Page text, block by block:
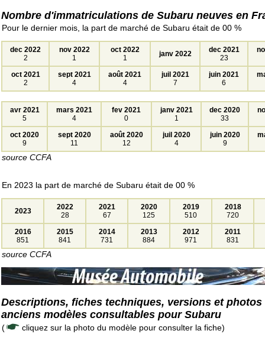
Nombre d'immatriculations de Subaru neuves en
Pour le dernier mois, la part de marché de Subaru était de 00 %
dec 2022
2
nov 2022
1
oct 2022
1
janv 2022
dec 2021
23
oct 2021
2
sept 2021
4
août 2021
4
juil 2021
7
juin 2021
6
avr 2021
5
mars 2021
4
fev 2021
0
janv 2021
1
dec 2020
33
oct 2020
9
sept 2020
11
août 2020
12
juil 2020
4
juin 2020
9
source CCFA
En 2023 la part de marché de Subaru était de 00 %
2023
2022
28
2021
67
2020
125
2019
510
2018
720
2016
851
2015
841
2014
731
2013
884
2012
971
2011
831
source CCFA
Descriptions, fiches techniques, versions et photos
anciens modèles consultables pour Subaru
( cliquez sur la photo du modèle pour consulter la fiche)